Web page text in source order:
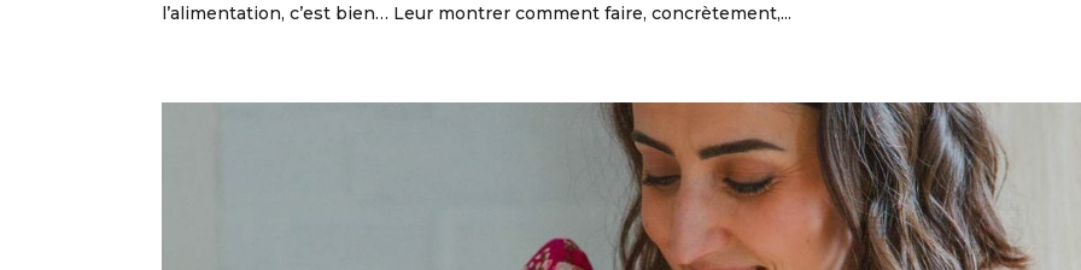
l’alimentation, c’est bien… Leur montrer comment faire, concrètement,...